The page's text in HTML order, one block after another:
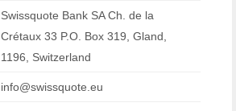
Swissquote Bank SA Ch. de la
Crétaux 33 P.O. Box 319, Gland,
1196, Switzerland
info@swissquote.eu